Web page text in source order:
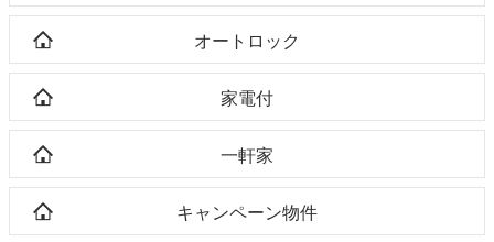
オートロック
家電付
一軒家
キャンペーン物件